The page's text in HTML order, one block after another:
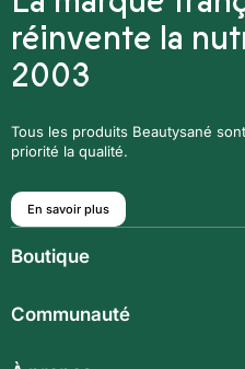
réinvente la
2003
Tous les produits Beautysané
priorité la qualité.
En savoir plus
Boutique
Communauté
Communauté